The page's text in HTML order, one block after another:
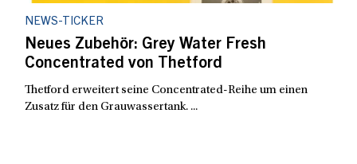
NEWS-TICKER
Neues Zubehör: Grey Water Fresh
Concentrated von Thetford
Thetford erweitert seine Concentrated-Reihe um einen
Zusatz für den Grauwassertank. ...